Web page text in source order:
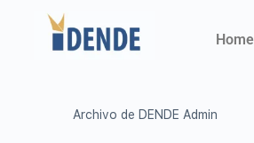
Home
Archivo de DENDE Admin